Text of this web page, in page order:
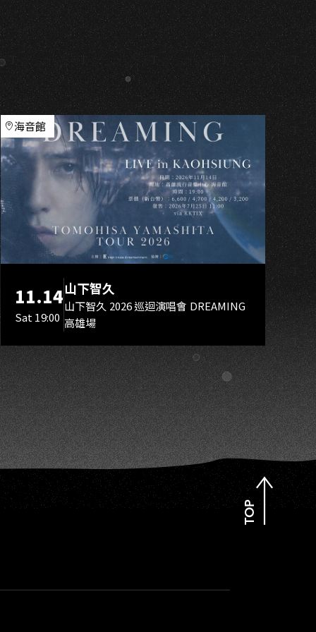
海音館
11.14
Sat 19:00
山下智久
山下智久 2026 巡迴演唱會 DREAMING
高雄場
TOP